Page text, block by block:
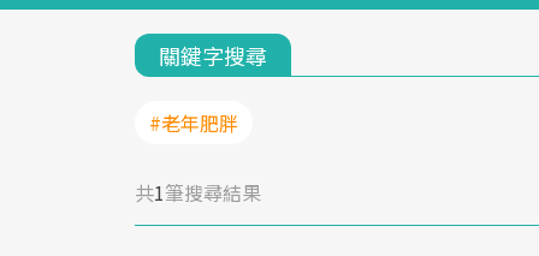
關鍵字搜尋
#老年肥胖
共1筆搜尋結果